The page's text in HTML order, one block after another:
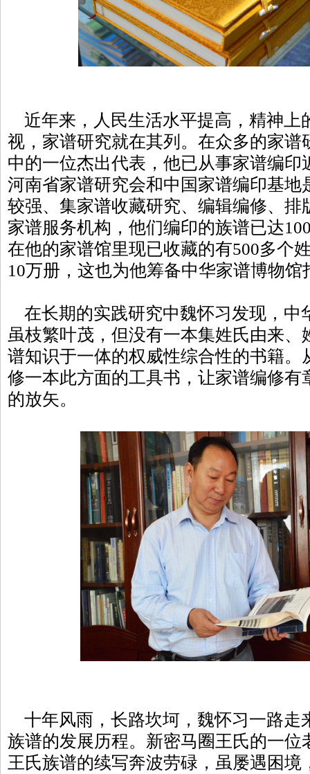
近年来，人民生活水平提高，精神上
视，家谱研究就在其列。在众多的家谱
中的一位杰出代表，他已从事家谱编印
河南省家谱研究会和中国家谱编印基地
较强、集家谱收藏研究、编辑编修、排
家谱服务机构，他们编印的族谱已达
在他的家谱馆里现已收藏的有500多个
10万册，这也为他筹备中华家谱博物馆
在长期的实践研究中魏怀习发现，中
虽枝繁叶茂，但没有一本集姓氏由来
谱知识于一体的权威性综合性的书籍。
修一本此方面的工具书，让家谱编修有
的放矢。
十年风雨，长路坎坷，魏怀习一路走
族谱的发展历程。新密马圈王氏的一位
王氏族谱的续写奔波劳碌，虽屡遇困境